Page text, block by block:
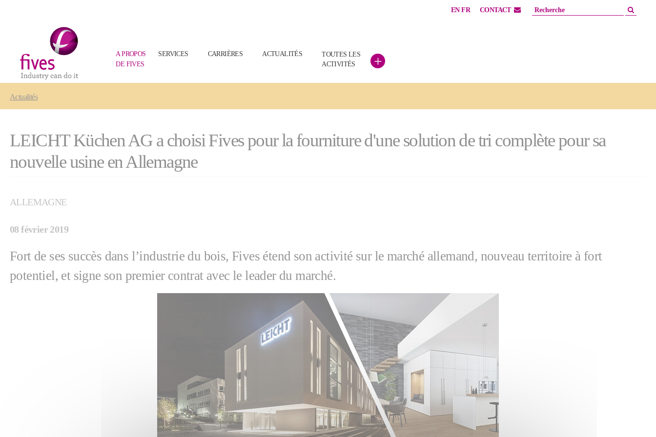
EN FR CONTACT
A PROPOS
DE FIVES
SERVICES CARRIÈRES ACTUALITÉS
TOUTES LES
ACTIVITÉS
+
Actualités
LEICHT Küchen AG a choisi Fives pour la fourniture d'une solution de tri complète pour sa
nouvelle usine en Allemagne
ALLEMAGNE
08 février 2019
Fort de ses succès dans l’industrie du bois, Fives étend son activité sur le marché allemand, nouveau territoire à fort
potentiel, et signe son premier contrat avec le leader du marché.